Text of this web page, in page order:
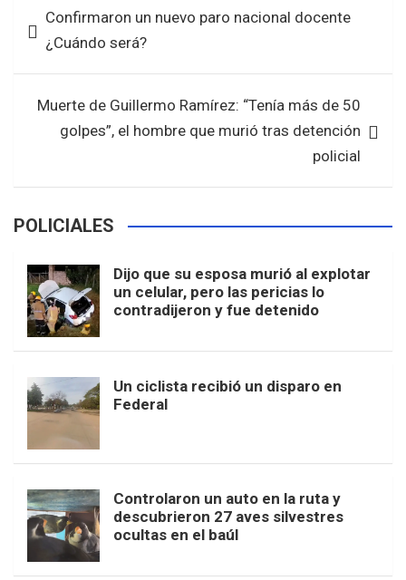
o
o
k
A
p
p
de
entradas
Confirmaron un nuevo paro nacional docente
¿Cuándo será?
Muerte de Guillermo Ramírez: “Tenía más de 50
golpes”, el hombre que murió tras detención
policial
POLICIALES
Dijo que su esposa murió al explotar
un celular, pero las pericias lo
contradijeron y fue detenido
Un ciclista recibió un disparo en
Federal
Controlaron un auto en la ruta y
descubrieron 27 aves silvestres
ocultas en el baúl